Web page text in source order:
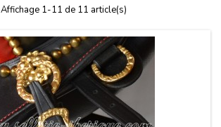
Affichage 1-11 de 11 article(s)